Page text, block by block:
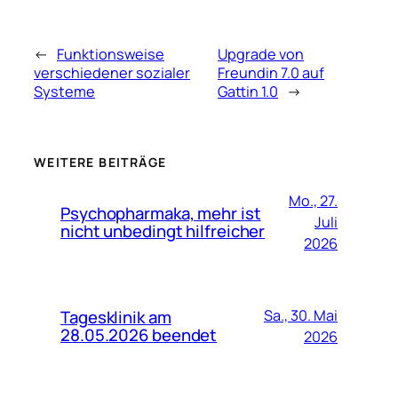
← Funktionsweise
verschiedener sozialer
Systeme
Upgrade von
Freundin 7.0 auf
Gattin 1.0 →
WEITERE BEITRÄGE
Psychopharmaka, mehr ist
nicht unbedingt hilfreicher
Mo., 27.
Juli
2026
Tagesklinik am
28.05.2026 beendet
Sa., 30. Mai
2026